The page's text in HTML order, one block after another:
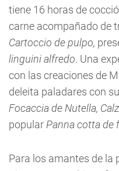
tiene 16 horas de
carne acompañado de
Cartoccio de pulpo,
linguini alfredo. Una
con las creaciones de
deleita paladares con su
Focaccia de Nutella,
popular Panna cotta de
Para los amantes de la